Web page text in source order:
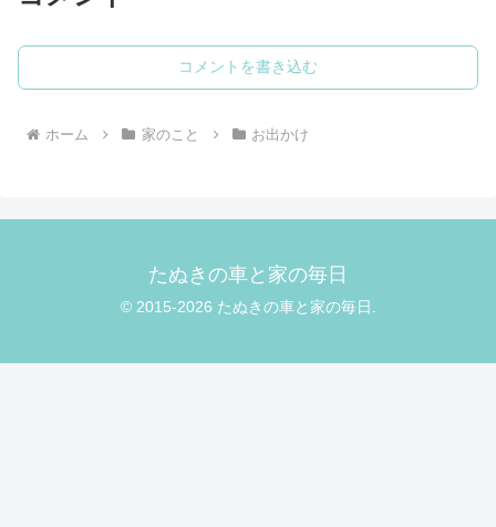
コメントを書き込む
ホーム 家のこと お出かけ
たぬきの車と家の毎日
© 2015-2026 たぬきの車と家の毎日.